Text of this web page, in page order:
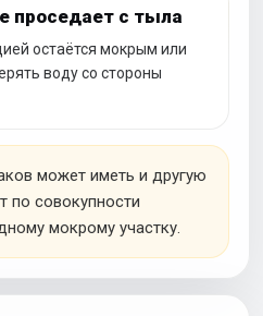
проседает с тыла
остаётся мокрым или
воду со стороны
может иметь и другую
по совокупности
мокрому участку.